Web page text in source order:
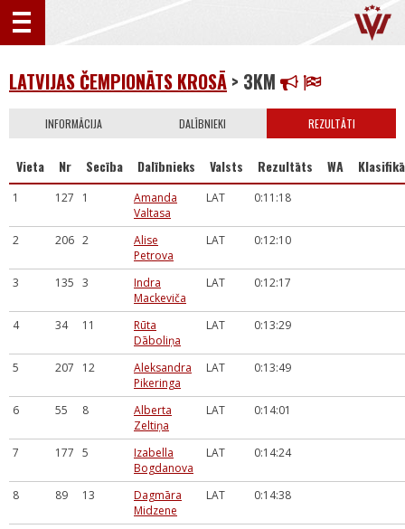
LATVIJAS ČEMPIONĀTS KROSĀ > 3KM
INFORMĀCIJA DALĪBNIEKI REZULTĀTI
Vieta Nr Secība Dalībnieks Valsts Rezultāts WA
1 127 1
Amanda
Valtasa
LAT 0:11:18
2 206 2
Alise
Petrova
LAT 0:12:10
3 135 3
Indra
Mackeviča
LAT 0:12:17
4 34 11
Rūta
Dāboliņa
LAT 0:13:29
5 207 12
Aleksandra
Pikeringa
LAT 0:13:49
6 55 8
Alberta
Zeltiņa
LAT 0:14:01
7 177 5
Izabella
Bogdanova
LAT 0:14:24
8 89 13
Dagmāra
Midzene
LAT 0:14:38